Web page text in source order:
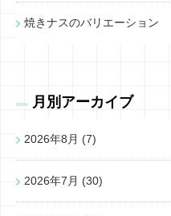
焼きナスのバリエーション
月別アーカイブ
2026年8月 (7)
2026年7月 (30)